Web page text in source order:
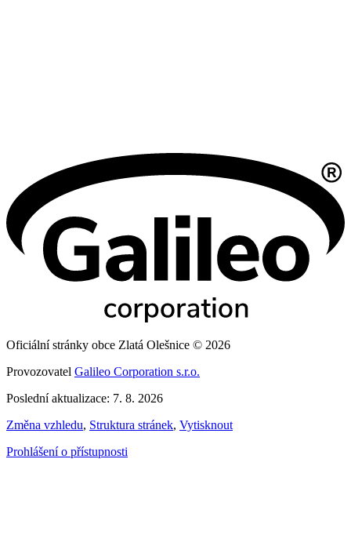
Oficiální stránky obce Zlatá Olešnice © 2026
Provozovatel Galileo Corporation s.r.o.
Poslední aktualizace: 7. 8. 2026
Změna vzhledu, Struktura stránek, Vytisknout
Prohlášení o přístupnosti